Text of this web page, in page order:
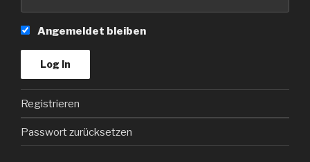
Angemeldet bleiben
Registrieren
Passwort zurücksetzen